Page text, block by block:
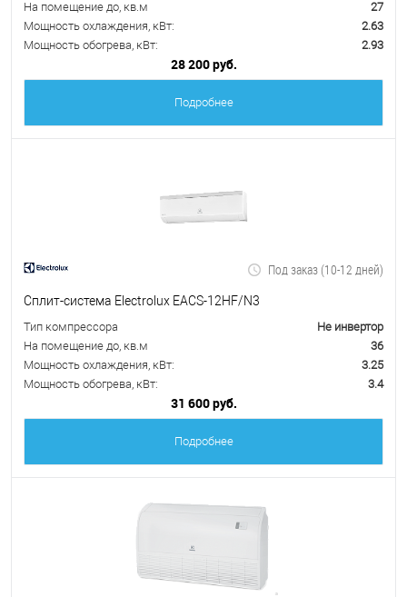
На помещение до, кв.м
27
Мощность охлаждения, кВт:
2.63
Мощность обогрева, кВт:
2.93
28 200 руб.
Подробнее
Под заказ (10-12 дней)
Сплит-система Electrolux EACS-12HF/N3
Тип компрессора
Не инвертор
На помещение до, кв.м
36
Мощность охлаждения, кВт:
3.25
Мощность обогрева, кВт:
3.4
31 600 руб.
Подробнее